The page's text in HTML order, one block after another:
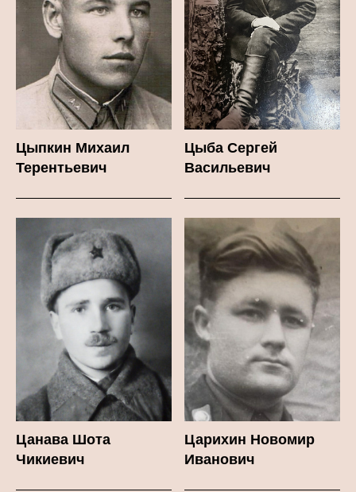
Цыпкин Михаил
Терентьевич
Цыба Сергей
Васильевич
Цанава Шота
Чикиевич
Царихин Новомир
Иванович